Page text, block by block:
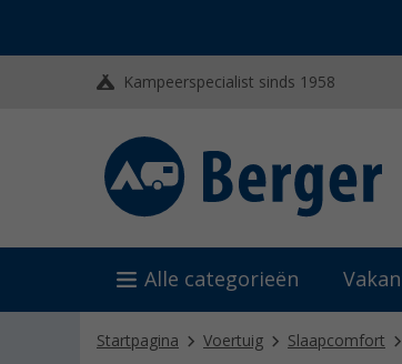
Kampeerspecialist sinds 1958
Alle categorieën
Startpagina Voertuig Slaapcomfort